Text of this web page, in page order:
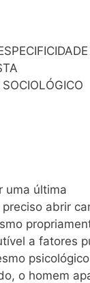
uma última
abrir
a fatores
o homem